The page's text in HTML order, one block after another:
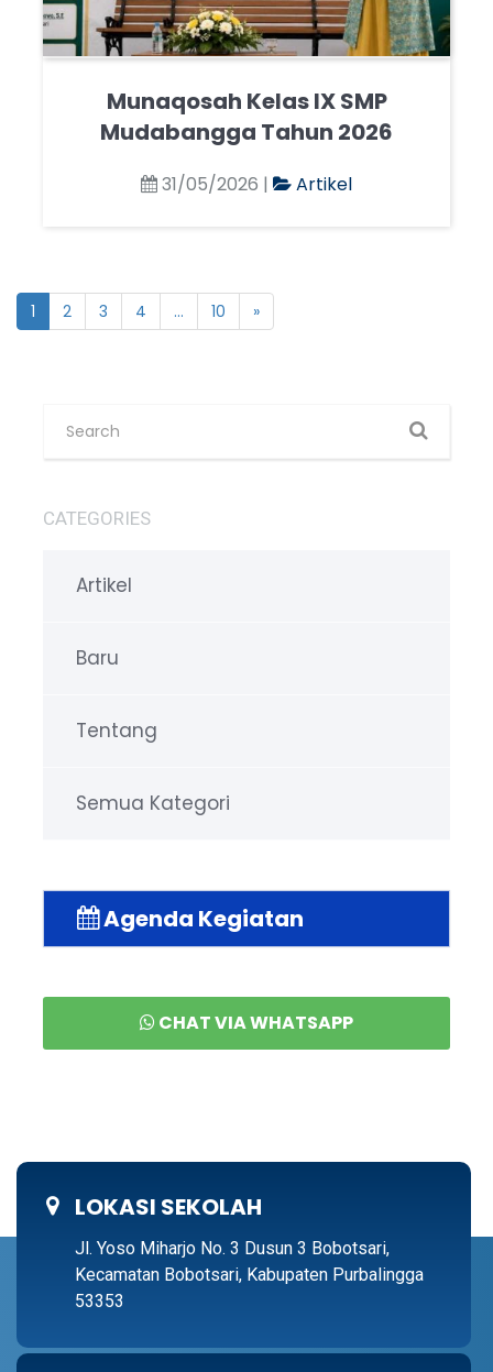
Munaqosah Kelas IX SMP
Mudabangga Tahun 2026
31/05/2026 | Artikel
1 2 3 4 ... 10 »
CATEGORIES
Artikel
Baru
Tentang
Semua Kategori
Agenda Kegiatan
CHAT VIA WHATSAPP
LOKASI SEKOLAH
Jl. Yoso Miharjo No. 3 Dusun 3 Bobotsari,
Kecamatan Bobotsari, Kabupaten Purbalingga
53353